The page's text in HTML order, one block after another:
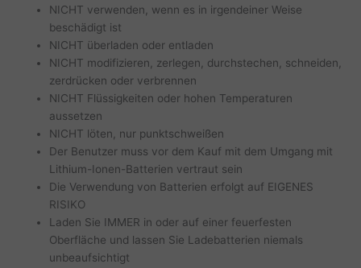
NICHT verwenden, wenn es in irgendeiner Weise
beschädigt ist
NICHT überladen oder entladen
NICHT modifizieren, zerlegen, durchstechen, schneiden,
zerdrücken oder verbrennen
NICHT Flüssigkeiten oder hohen Temperaturen
aussetzen
NICHT löten, nur punktschweißen
Der Benutzer muss vor dem Kauf mit dem Umgang mit
Lithium-Ionen-Batterien vertraut sein
Die Verwendung von Batterien erfolgt auf EIGENES
RISIKO
Laden Sie IMMER in oder auf einer feuerfesten
Oberfläche und lassen Sie Ladebatterien niemals
unbeaufsichtigt